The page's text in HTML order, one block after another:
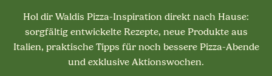
Hol dir Waldis Pizza-Inspiration direkt nach Hause:
sorgfältig entwickelte Rezepte, neue Produkte aus
Italien, praktische Tipps für noch bessere Pizza-Abende
und exklusive Aktionswochen.